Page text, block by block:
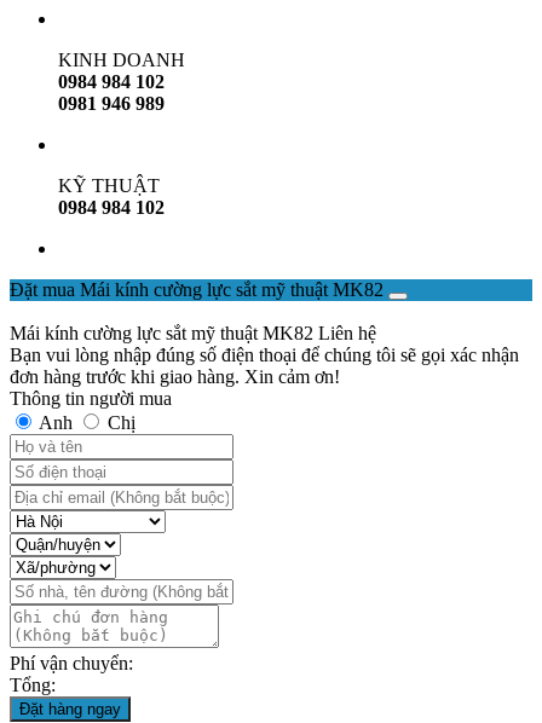
KINH DOANH
0984 984 102
0981 946 989
KỸ THUẬT
0984 984 102
Đặt mua Mái kính cường lực sắt mỹ thuật MK82
Mái kính cường lực sắt mỹ thuật MK82 Liên hệ
Bạn vui lòng nhập đúng số điện thoại để chúng tôi sẽ gọi xác nhận
đơn hàng trước khi giao hàng. Xin cảm ơn!
Thông tin người mua
Anh
Chị
Phí vận chuyển:
Tổng:
Đặt hàng ngay